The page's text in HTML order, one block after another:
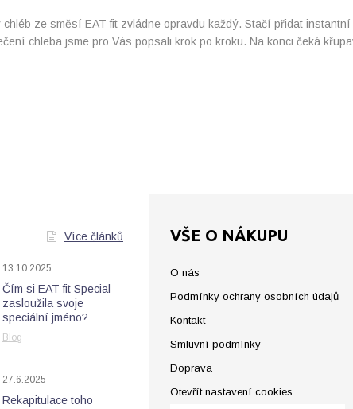
chléb ze směsí EAT-fit zvládne opravdu každý. Stačí přidat
chleba jsme pro Vás popsali krok po kroku. Na konci čeká
Více článků
13.10.2025
Čím si EAT-fit Special
zasloužila svoje
speciální jméno?
Blog
27.6.2025
Rekapitulace toho
VŠE O NÁKUPU
O nás
Podmínky ochrany osobních údajů
Kontakt
Smluvní podmínky
Doprava
Otevřít nastavení cookies